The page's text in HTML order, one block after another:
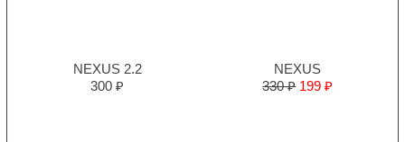
NEXUS 2.2
300 ₽
NEXUS
330 ₽ 199 ₽